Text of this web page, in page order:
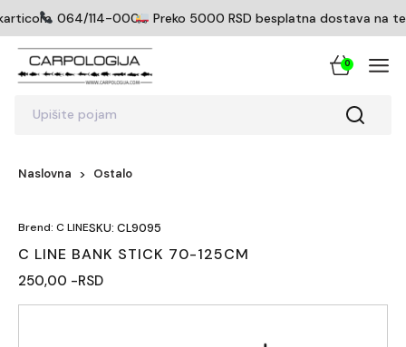
064/114-0005Preko 5000 RSD besplatna dostava na
Upišite pojam
0
Naslovna Ostalo
Brend: C LINESKU: CL9095
C LINE BANK STICK 70-125CM
250,00 -RSD